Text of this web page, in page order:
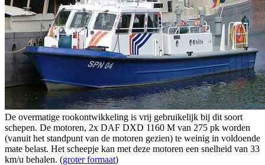
De overmatige rookontwikkeling is vrij gebruikelijk bij dit soort
schepen. De motoren, 2x DAF DXD 1160 M van 275 pk worden
(vanuit het standpunt van de motoren gezien) te weinig in voldoende
mate belast. Het scheepje kan met deze motoren een snelheid van 33
km/u behalen. (groter formaat)